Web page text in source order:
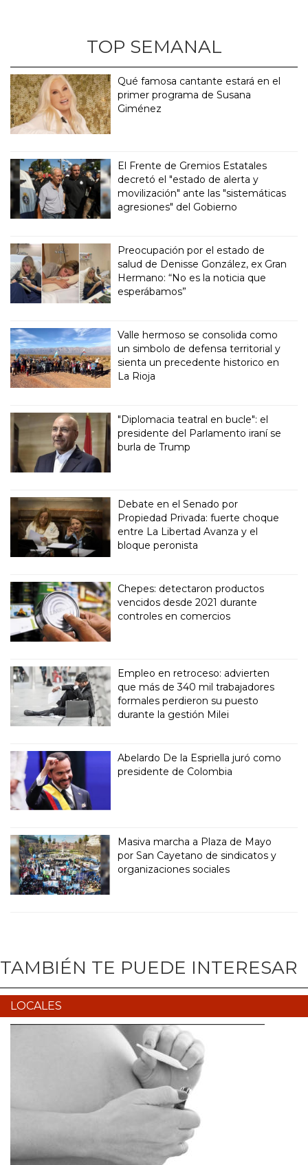
TOP SEMANAL
Qué famosa cantante estará en el
primer programa de Susana
Giménez
El Frente de Gremios Estatales
decretó el "estado de alerta y
movilización" ante las "sistemáticas
agresiones" del Gobierno
Preocupación por el estado de
salud de Denisse González, ex Gran
Hermano: “No es la noticia que
esperábamos”
Valle hermoso se consolida como
un simbolo de defensa territorial y
sienta un precedente historico en
La Rioja
"Diplomacia teatral en bucle": el
presidente del Parlamento iraní se
burla de Trump
Debate en el Senado por
Propiedad Privada: fuerte choque
entre La Libertad Avanza y el
bloque peronista
Chepes: detectaron productos
vencidos desde 2021 durante
controles en comercios
Empleo en retroceso: advierten
que más de 340 mil trabajadores
formales perdieron su puesto
durante la gestión Milei
Abelardo De la Espriella juró como
presidente de Colombia
Masiva marcha a Plaza de Mayo
por San Cayetano de sindicatos y
organizaciones sociales
TAMBIÉN TE PUEDE INTERESAR
LOCALES